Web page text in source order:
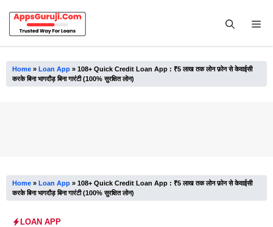
content
Home » Loan App » 108+ Quick Credit Loan App : ₹5 लाख तक लोन फ़ोन से केवाईसी
करके बिना भागदौड़ बिना गारंटी (100% सुरक्षित लोन)
Home » Loan App » 108+ Quick Credit Loan App : ₹5 लाख तक लोन फ़ोन से केवाईसी
करके बिना भागदौड़ बिना गारंटी (100% सुरक्षित लोन)
LOAN APP